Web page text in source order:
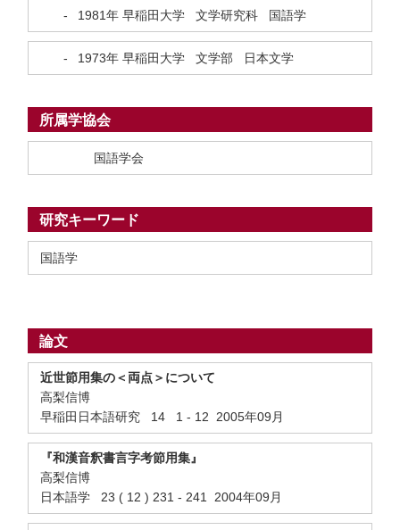
- 1981年 早稲田大学 文学研究科 国語学
- 1973年 早稲田大学 文学部 日本文学
所属学協会
国語学会
研究キーワード
国語学
論文
近世節用集の＜両点＞について
高梨信博
早稲田日本語研究 14 1 - 12 2005年09月
『和漢音釈書言字考節用集』
高梨信博
日本語学 23 ( 12 ) 231 - 241 2004年09月